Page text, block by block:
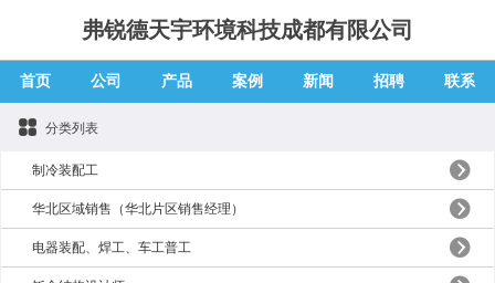
弗锐德天宇环境科技成都有限公司
首页 公司 产品 案例 新闻 招聘 联系
分类列表
制冷装配工
华北区域销售（华北片区销售经理）
电器装配、焊工、车工普工